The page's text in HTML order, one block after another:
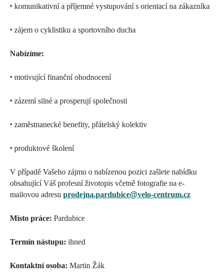
• komunikativní a příjemné vystupování s orientací na zákazníka
• zájem o cyklistiku a sportovního ducha
Nabízíme:
• motivující finanční ohodnocení
• zázemí silné a prosperují společnosti
• zaměstnanecké benefity, přátelský kolektiv
• produktové školení
V případě Vašeho zájmu o nabízenou pozici zašlete nabídku
obsahující Váš profesní životopis včetně fotografie na e-
mailovou adresu prodejna.pardubice@velo-centrum.cz
Místo práce: Pardubice
Termín nástupu: ihned
Kontaktní osoba: Martin Žák